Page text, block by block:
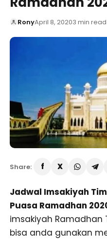
RonyApril 8, 20203 min read
Share:
Jadwal Imsakiyah
Puasa Ramadhan
imsakiyah Ramadhan
bisa anda gunakan